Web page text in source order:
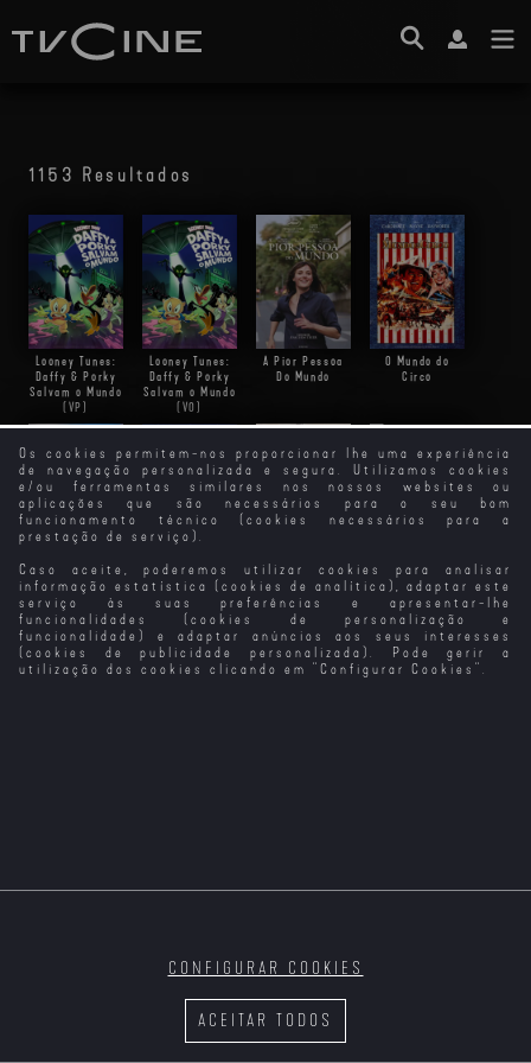
Os cookies permitem-nos proporcionar lhe uma experiência
de navegação personalizada e segura. Utilizamos cookies
e/ou ferramentas similares nos nossos websites ou
aplicações que são necessários para o seu bom
funcionamento técnico (cookies necessários para a
prestação de serviço).
Caso aceite, poderemos utilizar cookies para analisar
informação estatística (cookies de analítica), adaptar este
serviço às suas preferências e apresentar-lhe
funcionalidades (cookies de personalização e
funcionalidade) e adaptar anúncios aos seus interesses
(cookies de publicidade personalizada). Pode gerir a
utilização dos cookies clicando em " Configurar Cookies ".
ACEITAR TODOS
CONFIGURAR COOKIES
1153 Resultados
Looney Tunes:
Daffy & Porky
Salvam o Mundo
(VP)
Looney Tunes:
Daffy & Porky
Salvam o Mundo
(VO)
A Pior Pessoa
Do Mundo
O Mundo do
Circo
Um Amor de
Outro Mundo
Xeno – Amizade
de Outro Mundo
O Melhor
Emprego do
Mundo
Ace Ventura Em
África
(Versão do
Realizador)
Velocidade